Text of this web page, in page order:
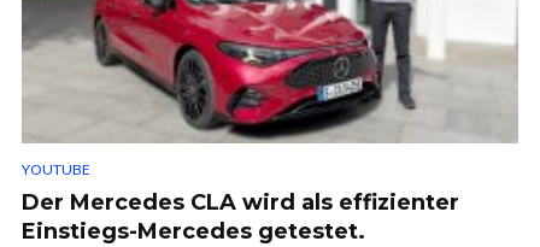
YOUTUBE
Der Mercedes CLA wird als effizienter
Einstiegs-Mercedes getestet.